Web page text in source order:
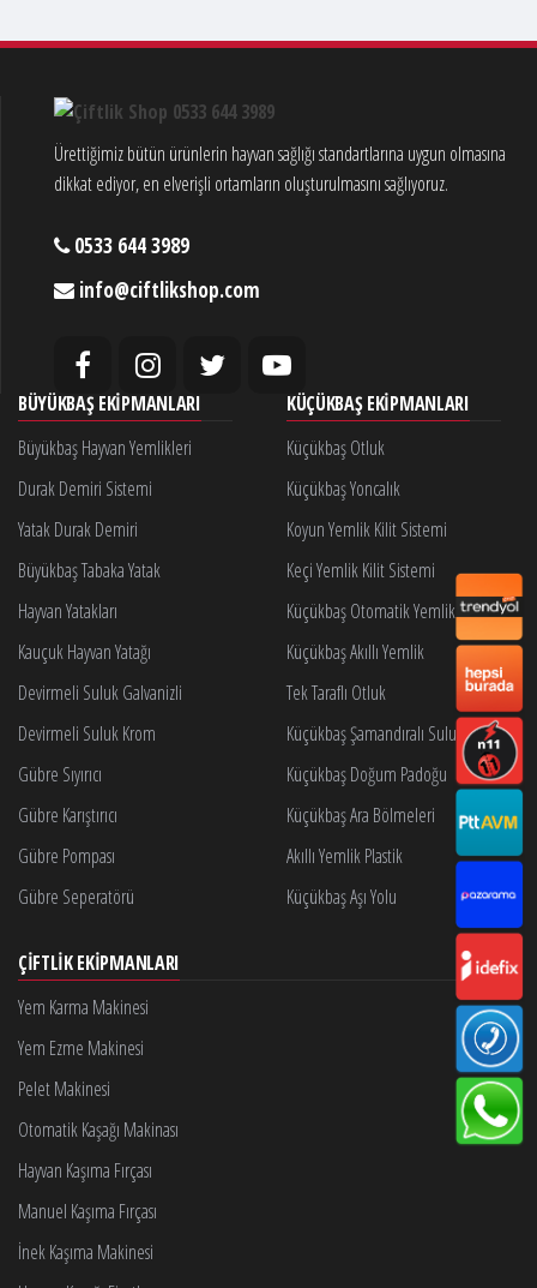
Ürettiğimiz bütün ürünlerin hayvan sağlığı standartlarına uygun olmasına
dikkat ediyor, en elverişli ortamların oluşturulmasını sağlıyoruz.
0533 644 3989
info@ciftlikshop.com
BÜYÜKBAŞ EKIPMANLARI
Büyükbaş Hayvan Yemlikleri
Durak Demiri Sistemi
Yatak Durak Demiri
Büyükbaş Tabaka Yatak
Hayvan Yatakları
Kauçuk Hayvan Yatağı
Devirmeli Suluk Galvanizli
Devirmeli Suluk Krom
Gübre Sıyırıcı
Gübre Karıştırıcı
Gübre Pompası
Gübre Seperatörü
KÜÇÜKBAŞ EKIPMANLARI
Küçükbaş Otluk
Küçükbaş Yoncalık
Koyun Yemlik Kilit Sistemi
Keçi Yemlik Kilit Sistemi
Küçükbaş Otomatik Yemlik Kilidi
Küçükbaş Akıllı Yemlik
Tek Taraflı Otluk
Küçükbaş Şamandıralı Suluk
Küçükbaş Doğum Padoğu
Küçükbaş Ara Bölmeleri
Akıllı Yemlik Plastik
Küçükbaş Aşı Yolu
ÇIFTLIK EKIPMANLARI
Yem Karma Makinesi
Yem Ezme Makinesi
Pelet Makinesi
Otomatik Kaşağı Makinası
Hayvan Kaşıma Fırçası
Manuel Kaşıma Fırçası
İnek Kaşıma Makinesi